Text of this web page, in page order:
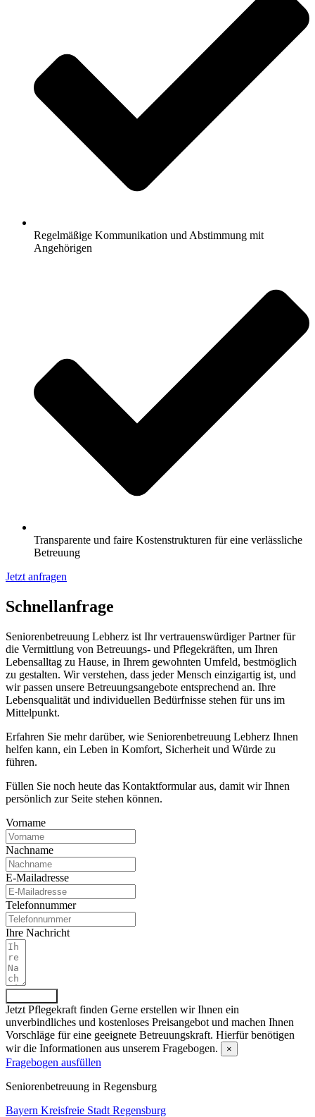
Regelmäßige Kommunikation und Abstimmung mit
Angehörigen
Transparente und faire Kostenstrukturen für eine verlässliche
Betreuung
Jetzt anfragen
Schnell­anfrage
Seniorenbetreuung Lebherz ist Ihr vertrauenswürdiger Partner für
die Vermittlung von Betreuungs- und Pflegekräften, um Ihren
Lebensalltag zu Hause, in Ihrem gewohnten Umfeld, bestmöglich
zu gestalten. Wir verstehen, dass jeder Mensch einzigartig ist, und
wir passen unsere Betreuungsangebote entsprechend an. Ihre
Lebensqualität und individuellen Bedürfnisse stehen für uns im
Mittelpunkt.
Erfahren Sie mehr darüber, wie Seniorenbetreuung Lebherz Ihnen
helfen kann, ein Leben in Komfort, Sicherheit und Würde zu
führen.
Füllen Sie noch heute das Kontaktformular aus, damit wir Ihnen
persönlich zur Seite stehen können.
Vorname
Nachname
E-Mailadresse
Telefonnummer
Ihre Nachricht
Jetzt Pflegekraft finden Gerne erstellen wir Ihnen ein
unverbindliches und kostenloses Preisangebot und machen Ihnen
Vorschläge für eine geeignete Betreuungskraft. Hierfür benötigen
wir die Informationen aus unserem Fragebogen.
×
Fragebogen ausfüllen
Senioren­betreuung in Regensburg
Bayern Kreisfreie Stadt Regensburg